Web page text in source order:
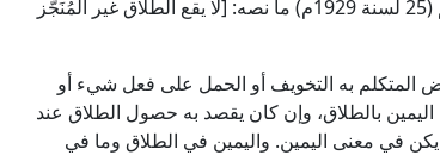
فقد جاء في المادة الثانية من "قانون الأحوال الشخصية" رقم (25 لسنة 1929م) ما نصه: [لا يقع الطلاق غير المُنَجَّز
المتكلم به التخويف أو الحمل على فعل شيء أو
بالطلاق، وإن كان يقصد به حصول الطلاق عند
في معنى اليمين. واليمين في الطلاق وما في